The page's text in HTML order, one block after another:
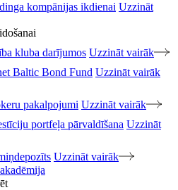
kompānijas ikdienai Uzzināt
kluba darījumos Uzzināt vairāk
Baltic Bond Fund Uzzināt vairāk
pakalpojumi Uzzināt vairāk
portfeļa pārvaldīšana Uzzināt
Uzzināt vairāk